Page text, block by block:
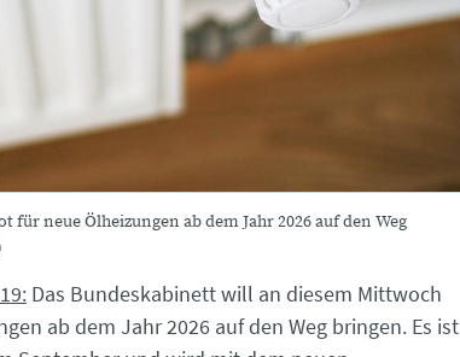
für neue Ölheizungen ab dem Jahr 2026 auf den Weg
Das Bundeskabinett will an diesem Mittwoch
ab dem Jahr 2026 auf den Weg bringen. Es ist